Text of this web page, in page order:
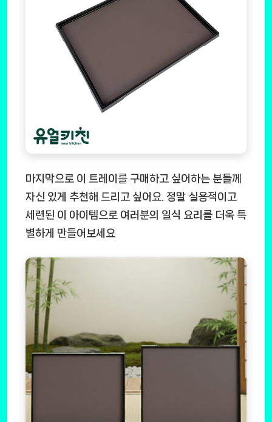
마지막으로 이 트레이를 구매하고 싶어하는 분들께
자신 있게 추천해 드리고 싶어요. 정말 실용적이고
세련된 이 아이템으로 여러분의 일식 요리를 더욱 특
별하게 만들어보세요